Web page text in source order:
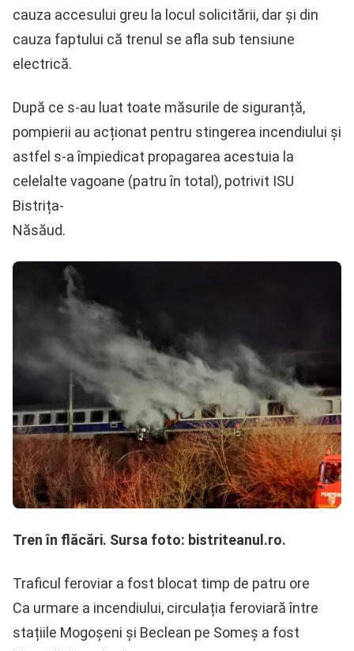
cauza accesului greu la locul solicitării, dar și din
cauza faptului că trenul se afla sub tensiune
electrică.
După ce s-au luat toate măsurile de siguranță,
pompierii au acționat pentru stingerea incendiului și
astfel s-a împiedicat propagarea acestuia la
celelalte vagoane (patru în total), potrivit ISU
Bistrița-
Năsăud.
Tren în flăcări. Sursa foto: bistriteanul.ro.
Traficul feroviar a fost blocat timp de patru ore
Ca urmare a incendiului, circulația feroviară între
stațiile Mogoșeni și Beclean pe Someș a fost